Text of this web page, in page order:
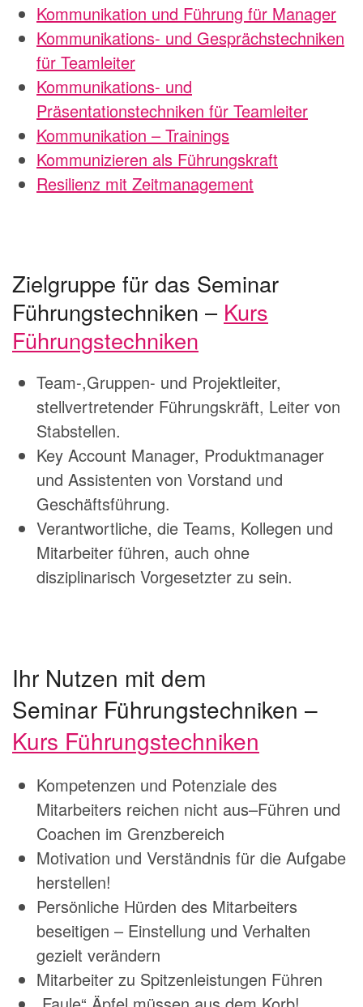
Kommunikation und Führung für Manager
Kommunikations- und Gesprächstechniken
für Teamleiter
Kommunikations- und
Präsentationstechniken für Teamleiter
Kommunikation – Trainings
Kommunizieren als Führungskraft
Resilienz mit Zeitmanagement
Zielgruppe für das Seminar
Führungstechniken – Kurs
Führungstechniken
Team-,Gruppen- und Projektleiter,
stellvertretender Führungskräft, Leiter von
Stabstellen.
Key Account Manager, Produktmanager
und Assistenten von Vorstand und
Geschäftsführung.
Verantwortliche, die Teams, Kollegen und
Mitarbeiter führen, auch ohne
disziplinarisch Vorgesetzter zu sein.
Ihr Nutzen mit dem
Seminar Führungstechniken –
Kurs Führungstechniken
Kompetenzen und Potenziale des
Mitarbeiters reichen nicht aus–Führen und
Coachen im Grenzbereich
Motivation und Verständnis für die Aufgabe
herstellen!
Persönliche Hürden des Mitarbeiters
beseitigen – Einstellung und Verhalten
gezielt verändern
Mitarbeiter zu Spitzenleistungen Führen